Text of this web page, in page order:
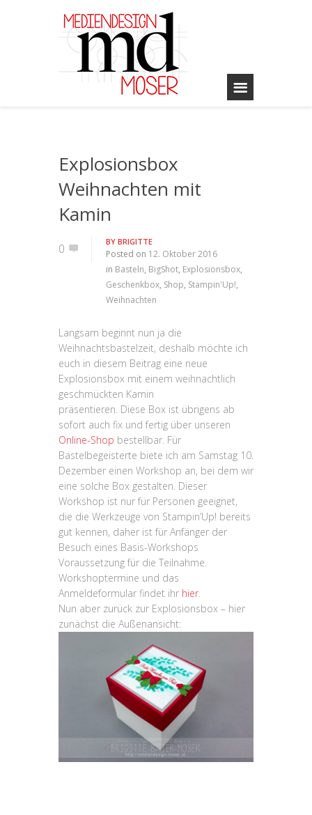
Explosionsbox
Weihnachten mit
Kamin
0 BY BRIGITTE
Posted on 12. Oktober 2016
in Basteln, BigShot, Explosionsbox,
Geschenkbox, Shop, Stampin'Up!,
Weihnachten
Langsam beginnt nun ja die
Weihnachtsbastelzeit, deshalb möchte ich
euch in diesem Beitrag eine neue
Explosionsbox mit einem weihnachtlich
geschmückten Kamin
präsentieren. Diese Box ist übrigens ab
sofort auch fix und fertig über unseren
Online-Shop bestellbar. Für
Bastelbegeisterte biete ich am Samstag 10.
Dezember einen Workshop an, bei dem wir
eine solche Box gestalten. Dieser
Workshop ist nur für Personen geeignet,
die die Werkzeuge von Stampin’Up! bereits
gut kennen, daher ist für Anfänger der
Besuch eines Basis-Workshops
Voraussetzung für die Teilnahme.
Workshoptermine und das
Anmeldeformular findet ihr hier.
Nun aber zurück zur Explosionsbox – hier
zunächst die Außenansicht: